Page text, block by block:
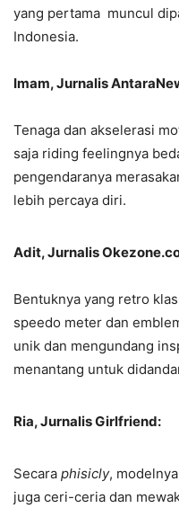
yang pertama muncul
Indonesia.
Imam, Jurnalis
Tenaga dan akselerasi
saja riding feelingnya
pengendaranya
lebih percaya diri.
Adit, Jurnalis
Bentuknya yang retro
speedo meter dan
unik dan mengundang
menantang untuk
Ria, Jurnalis Girlfriend:
Secara phisicly,
juga ceri-ceria dan